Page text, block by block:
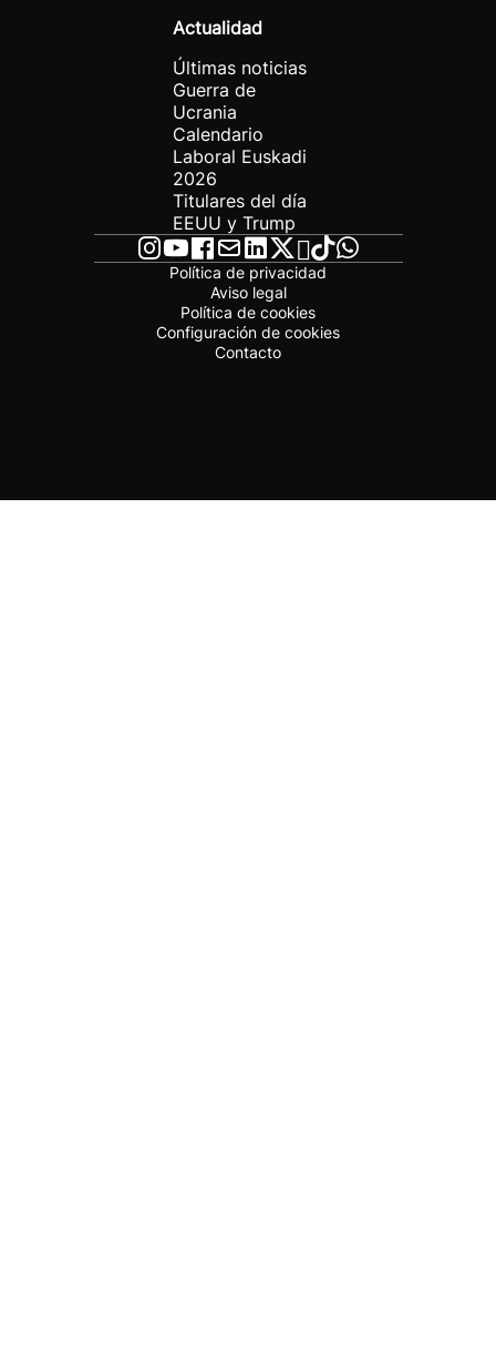
Actualidad
Últimas noticias
Guerra de
Ucrania
Calendario
Laboral Euskadi
2026
Titulares del día
EEUU y Trump
Política de privacidad
Aviso legal
Política de cookies
Configuración de cookies
Contacto